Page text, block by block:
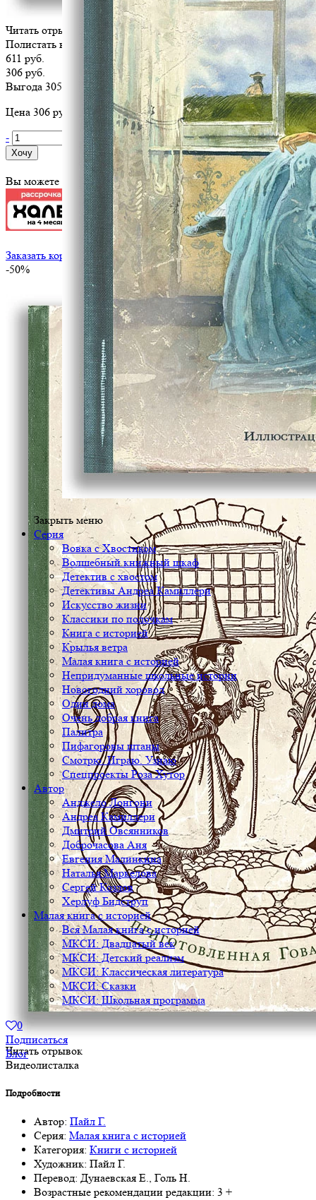
Закрыть меню
Серия
Вовка с Хвостиком
Волшебный книжный шкаф
Детектив с хвостом
Детективы Андреа Камиллери
Искусство жизни
Классики по полочкам
Книга с историей
Крылья ветра
Малая книга с историей
Непридуманные школьные истории
Новогодний хоровод
Один дома
Очень добрая книга
Палитра
Пифагоровы штаны
Смотрю. Играю. Узнаю
Спецпроекты Роза Хутор
Автор
Анджело Лонгони
Андреа Камиллери
Дмитрий Овсянников
Доброчасова Аня
Евгения Малинкина
Наталья Маркелова
Сергей Козлов
Херлуф Бидструп
Малая книга с историей
Вся Малая книга с историей
МКСИ: Двадцатый век
МКСИ: Детский реализм
МКСИ: Классическая литература
МКСИ: Сказки
МКСИ: Школьная программа
0
Подписаться
Блог
Читать отрывок
Полистать книгу
611 руб.
306 руб.
Выгода 305 руб.
Цена 306 руб. за 1 шт
-
+
Хочу
Вы можете оплатить эту книгу картой
Заказать корпоративный тираж
-50%
Читать отрывок
Видеолисталка
Подробности
Автор: Пайл Г.
Серия: Малая книга с историей
Категория: Книги с историей
Художник: Пайл Г.
Перевод: Дунаевская Е., Голь Н.
Возрастные рекомендации редакции: 3 +